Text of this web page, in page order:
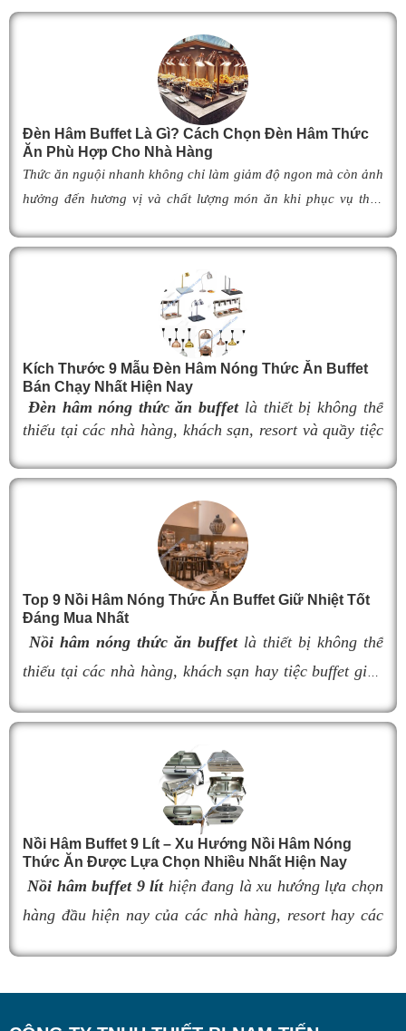
Đèn Hâm Buffet Là Gì? Cách Chọn Đèn Hâm Thức
Ăn Phù Hợp Cho Nhà Hàng
Thức ăn nguội nhanh không chỉ làm giảm độ ngon mà còn ảnh
hưởng đến hương vị và chất lượng món ăn khi phục vụ thực
thành giải pháp được nhiều nhà hàng, khách sạn và khu nghỉ
dưỡng lựa chọn nhờ khả năng giữ cho món ăn luôn ấm nóng,
thơm ngon như vừa mới chế biến. Vậy
tạo như thế nào, hoạt động ra sao và làm thế nào để lựa chọn
èn hâm nóng thức ănphù hợp, giúp tối ưu hiệu
quả giữ nhiệt cũng như nâng cao tính chuyên nghiệp cho
không gian buffet? Hãy cùng tìm hiểu ngay trong bài viết dưới
Kích Thước 9 Mẫu Đèn Hâm Nóng Thức Ăn Buffet
Bán Chạy Nhất Hiện Nay
Đèn hâm nóng thức ăn buffetlà thiết bị không thể
thiếu tại các nhà hàng, khách sạn, resort và quầy tiệc
món ăn luôn nóng hổi, thơm ngon trong suốt thời gian
phục vụ, đèn hâm buffet còn góp phần nâng cao tính
thẩm mỹ và tạo nên sự sang trọng cho khu vực trưng
Tuy nhiên, việc lựa chọnđèn hâm buffet
thước không phù hợp có thể làm giảm hiệu quả giữ
nhiệt, ảnh hưởng đến khả năng bố trí không gian và
tính thẩm mỹ của quầy buffet. Trong bài viết này, hãy
cùng tìm hiểu kích thước 9 mẫu đèn hâm nóng thức
ăn buffet bán chạy nhất hiện nay để dễ dàng lựa chọn
gian lắp đặt.
Top 9 Nồi Hâm Nóng Thức Ăn Buffet Giữ Nhiệt Tốt
Đáng Mua Nhất
Nồi hâm nóng thức ăn buffet là thiết bị không thể
thiếu tại các nhà hàng, khách sạn hay tiệc buffet giúp
thực khách. Tuy nhiên, nếu lựa chọn nồi hâm kém
chất lượng, khả năng giữ nhiệt kém sẽ khiến thức ăn
nhanh nguội, làm giảm hương vị món ăn và ảnh
hưởng đến trải nghiệm khách hàng. Vì vậy, việc chọn
đúng sản phẩm giữ nhiệt tốt, bền đẹp và phù hợp nhu
cầu sử dụng là vô cùng quan trọng. Dưới đây là
Nồi Hâm Buffet 9 Lít – Xu Hướng Nồi Hâm Nóng
Thức Ăn Được Lựa Chọn Nhiều Nhất Hiện Nay
Nồi hâm buffet 9 líthiện đang là xu hướng lựa chọn
hàng đầu hiện nay của các nhà hàng, resort hay các